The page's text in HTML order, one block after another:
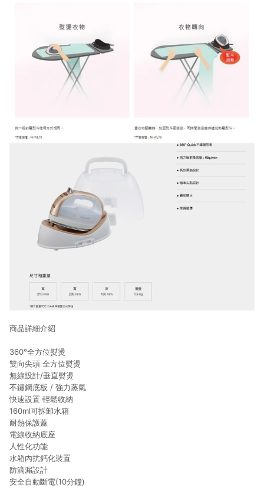
商品詳細介紹
360°全方位熨燙
雙向尖頭 全方位熨燙
無線設計/垂直熨燙
不鏽鋼底板 / 強力蒸氣
快速設置 輕鬆收納
160ml可拆卸水箱
耐熱保護蓋
電線收納底座
人性化功能
水箱內抗鈣化裝置
防滴漏設計
安全自動斷電(10分鐘)